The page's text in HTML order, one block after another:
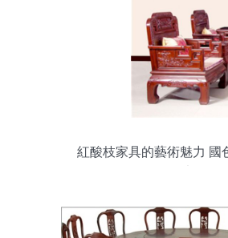
紅酸枝家具的藝術魅力 國